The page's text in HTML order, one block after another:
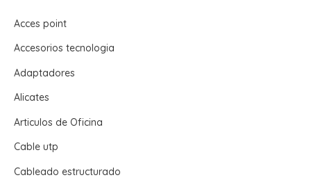
Acces point
Accesorios tecnologia
Adaptadores
Alicates
Articulos de Oficina
Cable utp
Cableado estructurado